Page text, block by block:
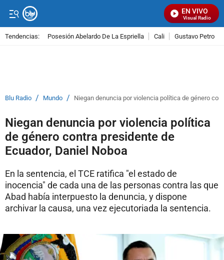
EN VIVO
Señal Visual Radio
Tendencias: Posesión Abelardo De La Espriella Cali Gustavo Petro
Blu Radio / Mundo / Niegan denuncia por violencia política de género
Niegan denuncia por violencia política
de género contra presidente de
Ecuador, Daniel Noboa
En la sentencia, el TCE ratifica "el estado de
inocencia" de cada una de las personas contra las que
Abad había interpuesto la denuncia, y dispone
archivar la causa, una vez ejecutoriada la sentencia.